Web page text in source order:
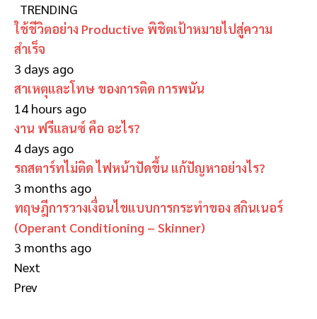
TRENDING
ใช้ชีวิตอย่าง Productive พิชิตเป้าหมายไปสู่ความ
สำเร็จ
3 days ago
สาเหตุและโทษ ของการติด การพนัน
14 hours ago
งาน ฟรีแลนซ์ คือ อะไร?
4 days ago
รถสตาร์ทไม่ติด ไฟหน้าปัดขึ้น แก้ปัญหาอย่างไร?
3 months ago
ทฤษฎีการวางเงื่อนไขแบบการกระทำของ สกินเนอร์
(Operant Conditioning – Skinner)
3 months ago
Next
Prev